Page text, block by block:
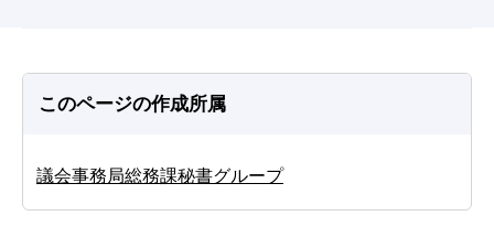
このページの作成所属
議会事務局総務課秘書グループ